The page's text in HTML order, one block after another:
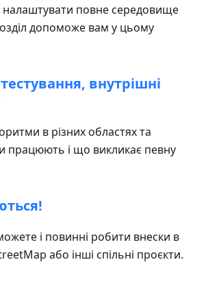
налаштувати повне середовище
допоможе вам у цьому
внутрішні
в різних областях та
працюють і що викликає певну
і повинні робити внески в
або інші спільні проєкти.